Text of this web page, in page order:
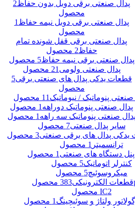
پدال صنعتی برقی دوبل بدون حفاظ2
محصول
پدال صنعتی برقی دوبل نیمه حفاظ 1
محصول
پدال صنعتی برقی قفل شونده تمام
حفاظ2 محصول
پدال صنعتی برقی نیمه حفاظ5 محصول
پدال صنعتی ولومی 21 محصول
قطعات یدکی پدال های صنعتی برقی5
محصول
صنعتی پنوماتیک / نیوماتیک 11 محصول
پدال صنعتی پنوماتیک دوراهه 1 محصول
پدال صنعتی پنوماتیک سه راهه 1 محصول
سایر پدال صنعتی7 محصول
یدکی پدال های برقی صنعتی3 محصول
ترانسمیتر 1 محصول
دستگاه های صنعتی 1 محصول
کنترلر اتوماتیک5 محصول
میکروسوئیچ5 محصول
قطعات الکترونیکی383 محصول
IC2 محصول
ولتاژ و سوئیچینگ 1 محصول